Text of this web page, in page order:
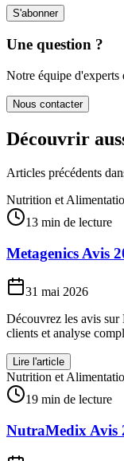
S'abonner
Une question ?
Notre équipe d'experts
Nous contacter
Découvrir
Articles précédents
Nutrition et
13 min de lecture
Metagenics Avis
31 mai 2026
Découvrez les avis
clients et analyse
Lire l'article
Nutrition et
19 min de lecture
NutraMedix Avis